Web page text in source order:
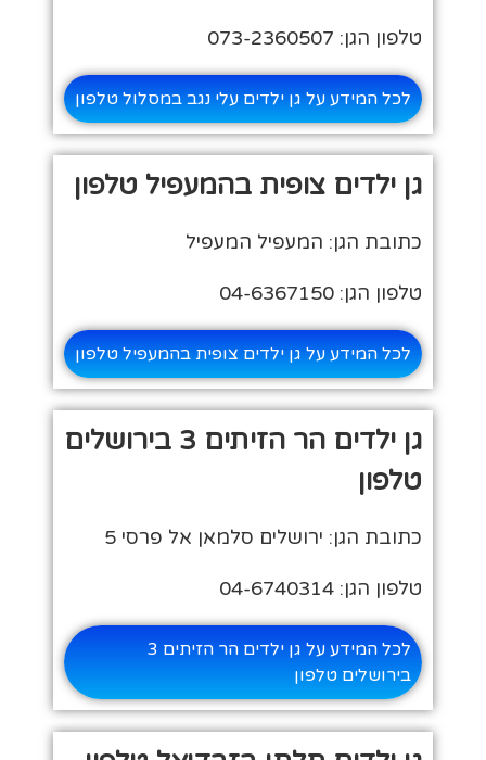
טלפון הגן: 073-2360507
לכל המידע על גן ילדים עלי נגב במסלול טלפון
גן ילדים צופית בהמעפיל טלפון
כתובת הגן: המעפיל המעפיל
טלפון הגן: 04-6367150
לכל המידע על גן ילדים צופית בהמעפיל טלפון
גן ילדים הר הזיתים 3 בירושלים
טלפון
כתובת הגן: ירושלים סלמאן אל פרסי 5
טלפון הגן: 04-6740314
לכל המידע על גן ילדים הר הזיתים 3
בירושלים טלפון